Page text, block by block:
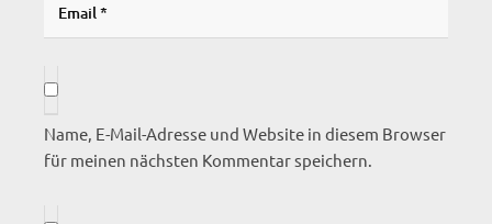
Name, E-Mail-Adresse und Website in diesem Browser
für meinen nächsten Kommentar speichern.